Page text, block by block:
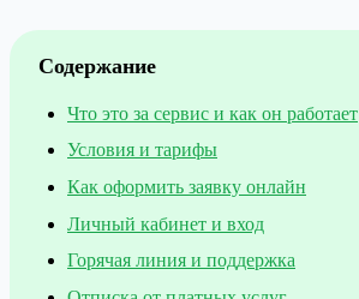
Содержание
Что это за сервис и как он работает
Условия и тарифы
Как оформить заявку онлайн
Личный кабинет и вход
Горячая линия и поддержка